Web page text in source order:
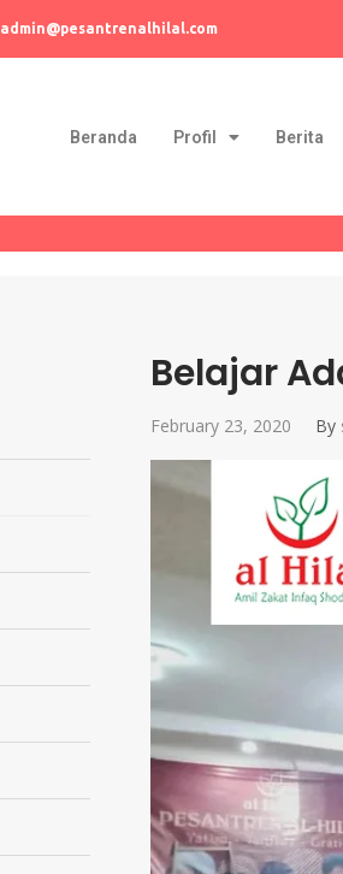
admin@pesantrenalhilal.com
Beranda Profil Berita
Belajar
February 23, 2020 By